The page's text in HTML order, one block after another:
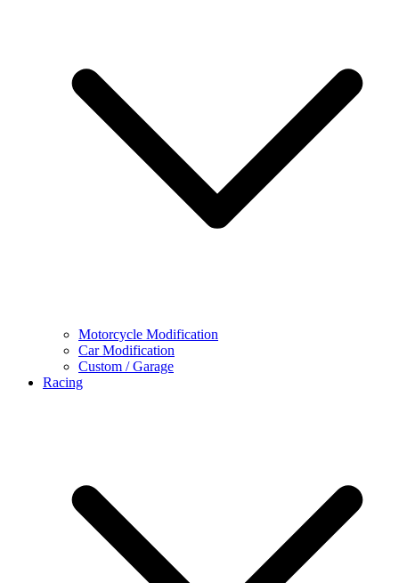
Motorcycle Modification
Car Modification
Custom / Garage
Racing